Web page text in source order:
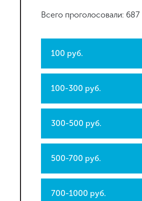
Всего проголосовали: 687
100 руб.
100-300 руб.
300-500 руб.
500-700 руб.
700-1000 руб.